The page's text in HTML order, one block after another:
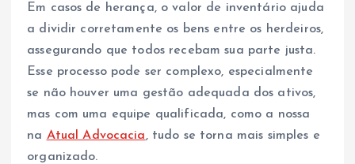
Em casos de herança, o valor de inventário ajuda
a dividir corretamente os bens entre os herdeiros,
assegurando que todos recebam sua parte justa.
Esse processo pode ser complexo, especialmente
se não houver uma gestão adequada dos ativos,
mas com uma equipe qualificada, como a nossa
na Atual Advocacia, tudo se torna mais simples e
organizado.